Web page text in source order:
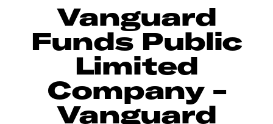
Vanguard
Funds Public
Limited
Company -
Vanguard